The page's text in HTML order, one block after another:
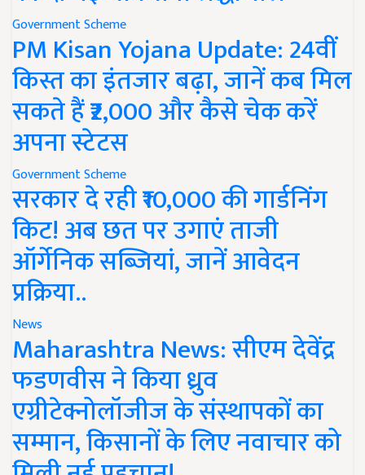
Government Scheme
PM Kisan Yojana Update: 24वीं
किस्त का इंतजार बढ़ा, जानें कब मिल
सकते हैं ₹2,000 और कैसे चेक करें
अपना स्टेटस
Government Scheme
सरकार दे रही ₹10,000 की गार्डनिंग
किट! अब छत पर उगाएं ताजी
ऑर्गेनिक सब्जियां, जानें आवेदन
प्रक्रिया..
News
Maharashtra News: सीएम देवेंद्र
फडणवीस ने किया ध्रुव
एग्रीटेक्नोलॉजीज के संस्थापकों का
सम्मान, किसानों के लिए नवाचार को